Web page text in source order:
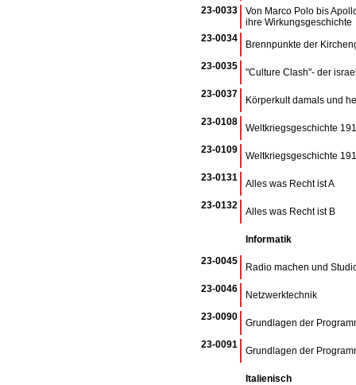
23-0033
Von Marco Polo bis
ihre Wirkungsgeschichte
23-0034
Brennpunkte der
23-0035
"Culture Clash"- der
23-0037
Körperkult damals und
23-0108
Weltkriegsgeschichte
23-0109
Weltkriegsgeschichte
23-0131
Alles was Recht ist A
23-0132
Alles was Recht ist B
Informatik
23-0045
Radio machen und
23-0046
Netzwerktechnik
23-0090
Grundlagen der
23-0091
Grundlagen der
Italienisch